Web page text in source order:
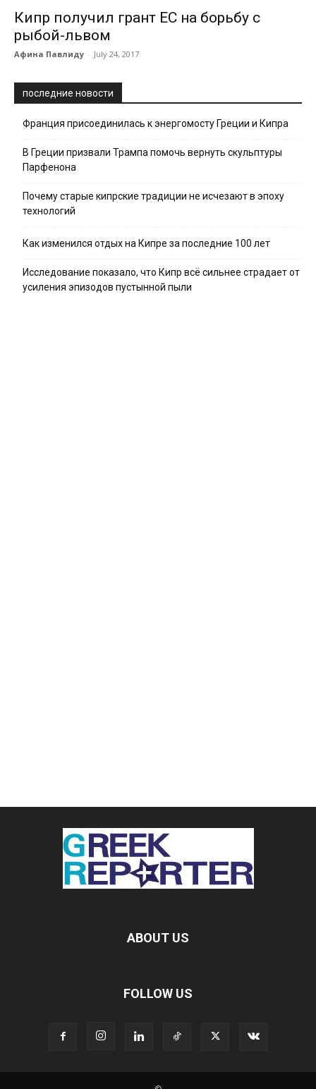
Кипр получил грант ЕС на борьбу с
рыбой-львом
Афина Павлиду - July 24, 2017
последние новости
Франция присоединилась к энергомосту Греции и Кипра
В Греции призвали Трампа помочь вернуть скульптуры
Парфенона
Почему старые кипрские традиции не исчезают в эпоху
технологий
Как изменился отдых на Кипре за последние 100 лет
Исследование показало, что Кипр всё сильнее страдает от
усиления эпизодов пустынной пыли
ABOUT US
FOLLOW US